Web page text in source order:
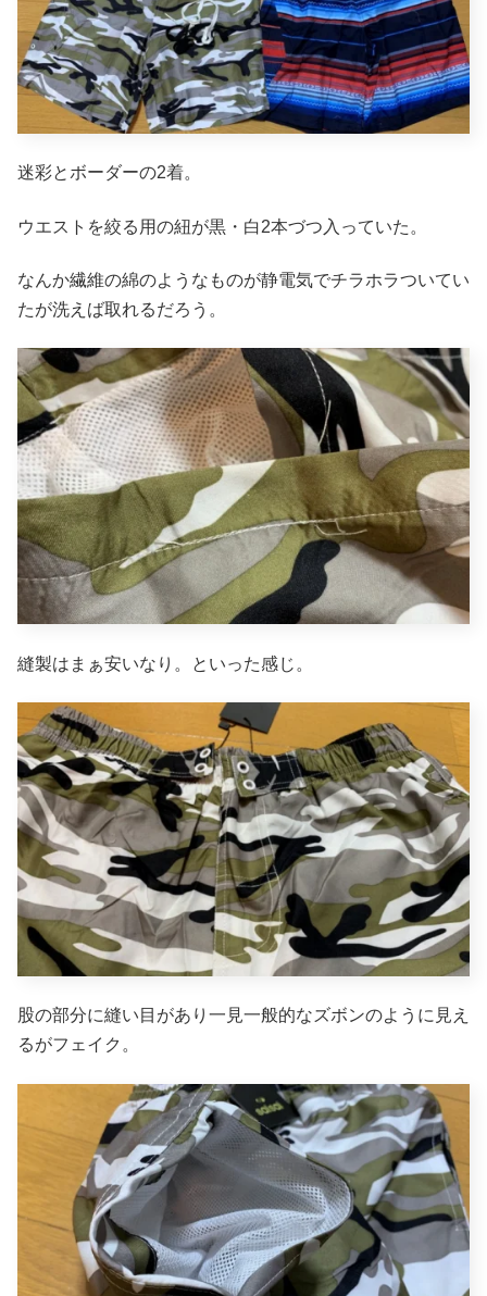
迷彩とボーダーの2着。
ウエストを絞る用の紐が黒・白2本づつ入っていた。
なんか繊維の綿のようなものが静電気でチラホラついてい
たが洗えば取れるだろう。
縫製はまぁ安いなり。といった感じ。
股の部分に縫い目があり一見一般的なズボンのように見え
るがフェイク。